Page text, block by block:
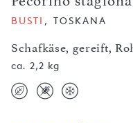
Schafkäse, gereift,
BUSTI , TOSKANA
ca. 2,2 kg